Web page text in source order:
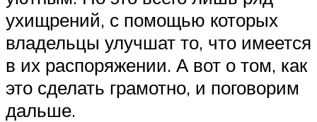
ухищрений, с помощью которых
владельцы улучшат то, что имеется
в их распоряжении. А вот о том, как
это сделать грамотно, и поговорим
дальше.